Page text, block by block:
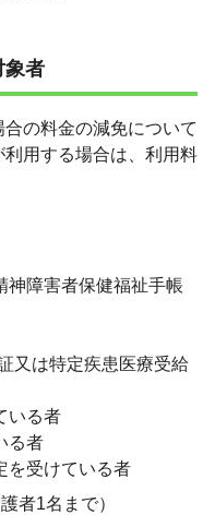
象者
の料金の減免について
用する場合は、利用料
神障害者保健福祉手帳
又は特定疾患医療受給
いる者
る者
を受けている者
者1名まで）